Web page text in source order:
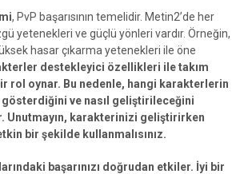
, PvP başarısının temelidir. Metin2’de her
yetenekleri ve güçlü yönleri vardır. Örneğin,
hasar çıkarma yetenekleri ile öne
destekleyici özellikleri ile takım
rol oynar. Bu nedenle, hangi karakterlerin
ve nasıl geliştirileceğini
Unutmayın, karakterinizi geliştirirken
bir şekilde kullanmalısınız.
başarınızı doğrudan etkiler. İyi bir